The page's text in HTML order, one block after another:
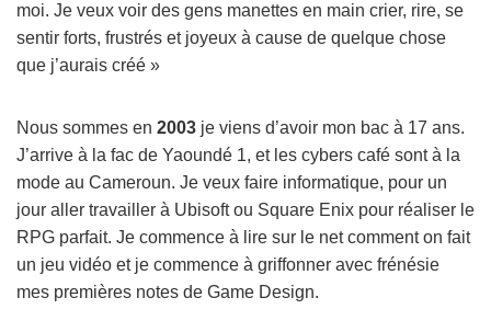
moi. Je veux voir des gens manettes en main crier, rire, se
sentir forts, frustrés et joyeux à cause de quelque chose
que j’aurais créé »
Nous sommes en 2003 je viens d’avoir mon bac à 17 ans.
J’arrive à la fac de Yaoundé 1, et les cybers café sont à la
mode au Cameroun. Je veux faire informatique, pour un
jour aller travailler à Ubisoft ou Square Enix pour réaliser le
RPG parfait. Je commence à lire sur le net comment on fait
un jeu vidéo et je commence à griffonner avec frénésie
mes premières notes de Game Design.